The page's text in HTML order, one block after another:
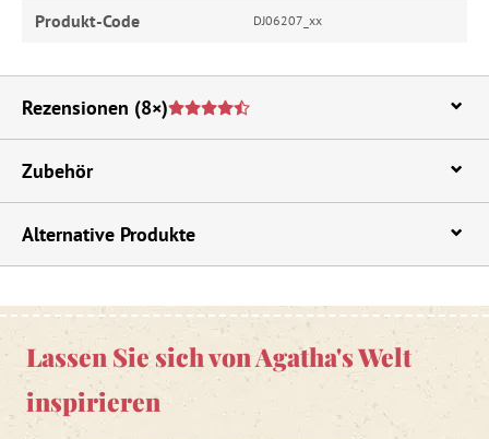
Produkt-Code DJ06207_xx
Rezensionen (8×)
Zubehör
Alternative Produkte
Lassen Sie sich von Agatha's Welt
inspirieren